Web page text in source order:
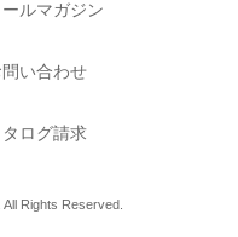
ールマガジン
問い合わせ
タログ請求
Rights Reserved.